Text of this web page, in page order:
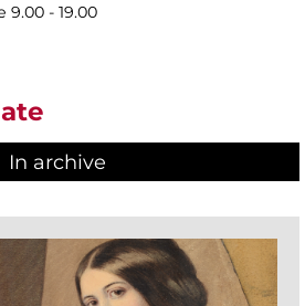
- 19.00
In archive